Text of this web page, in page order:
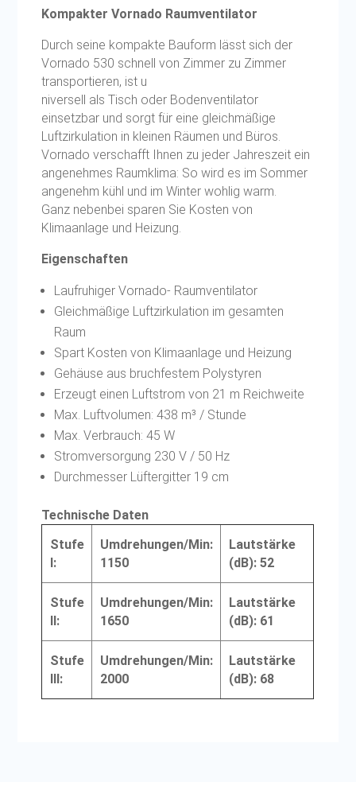
Kompakter Vornado Raumventilator
Durch seine kompakte Bauform lässt sich der
Vornado 530 schnell von Zimmer zu Zimmer
transportieren, ist u
niversell als Tisch oder Bodenventilator
einsetzbar und sorgt für eine gleichmäßige
Luftzirkulation in kleinen Räumen und Büros.
Vornado verschafft Ihnen zu jeder Jahreszeit ein
angenehmes Raumklima: So wird es im Sommer
angenehm kühl und im Winter wohlig warm.
Ganz nebenbei sparen Sie Kosten von
Klimaanlage und Heizung.
Eigenschaften
Laufruhiger Vornado- Raumventilator
Gleichmäßige Luftzirkulation im gesamten
Raum
Spart Kosten von Klimaanlage und Heizung
Gehäuse aus bruchfestem Polystyren
Erzeugt einen Luftstrom von 21 m Reichweite
Max. Luftvolumen: 438 m³ / Stunde
Max. Verbrauch: 45 W
Stromversorgung 230 V / 50 Hz
Durchmesser Lüftergitter 19 cm
Technische Daten
Stufe
I:
Umdrehungen/Min:
1150
Lautstärke
(dB): 52
Stufe
II:
Umdrehungen/Min:
1650
Lautstärke
(dB): 61
Stufe
III:
Umdrehungen/Min:
2000
Lautstärke
(dB): 68